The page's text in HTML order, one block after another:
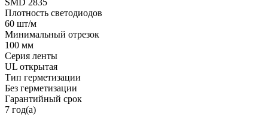
Плотность светодиодов
60 шт/м
Минимальный отрезок
100 мм
Серия ленты
UL открытая
Тип герметизации
Без герметизации
Гарантийный срок
7 год(а)